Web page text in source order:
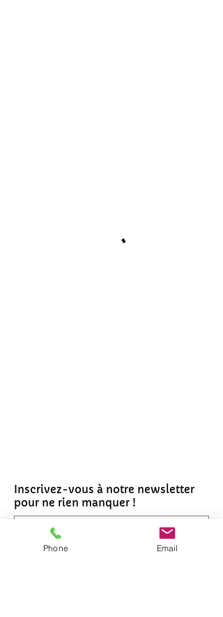
Inscrivez-vous à notre newsletter
pour ne rien manquer !
Phone Email